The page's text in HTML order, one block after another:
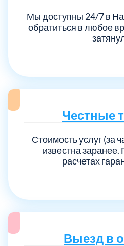
Мы доступны 24/7 в
обратиться в любое
Честные
Стоимость услуг (за
известна заранее.
расчетах
Выезд в